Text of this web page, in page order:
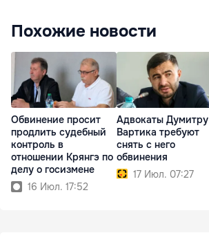
Похожие новости
Обвинение просит
продлить судебный
контроль в
отношении Крянгэ по
делу о госизмене
16 Июл. 17:52
Адвокаты Думитру
Вартика требуют
снять с него
обвинения
17 Июл. 07:27